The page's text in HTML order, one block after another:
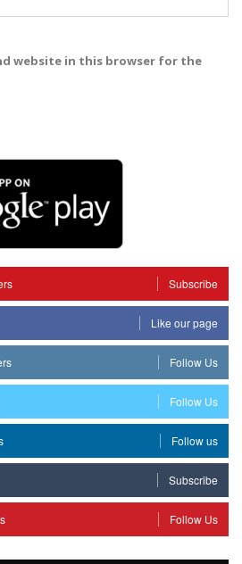
website in this browser for the
Subscribe
Like our page
Follow Us
Follow Us
Follow us
Subscribe
Follow Us